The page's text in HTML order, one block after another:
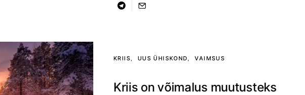
KRIIS UUS ÜHISKOND VAIMSUS
Kriis on võimalus muutusteks